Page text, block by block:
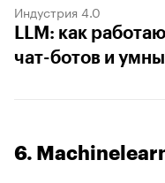
Индустрия 4.0
LLM: как
чат-ботов и
6.